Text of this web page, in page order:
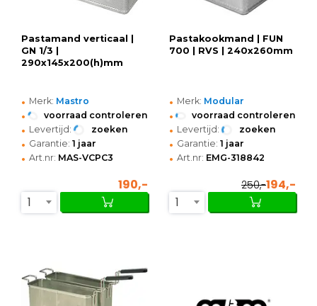
Pastamand verticaal |
GN 1/3 |
290x145x200(h)mm
• Merk: Mastro
• voorraad controleren
• Levertijd: zoeken
• Garantie: 1 jaar
• Art.nr: MAS-VCPC3
190,-
1
Pastakookmand | FUN
700 | RVS | 240x260mm
• Merk: Modular
• voorraad controleren
• Levertijd: zoeken
• Garantie: 1 jaar
• Art.nr: EMG-318842
250,-194,-
1